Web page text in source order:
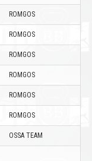
ROMGOS
ROMGOS
ROMGOS
ROMGOS
ROMGOS
ROMGOS
OSSA TEAM